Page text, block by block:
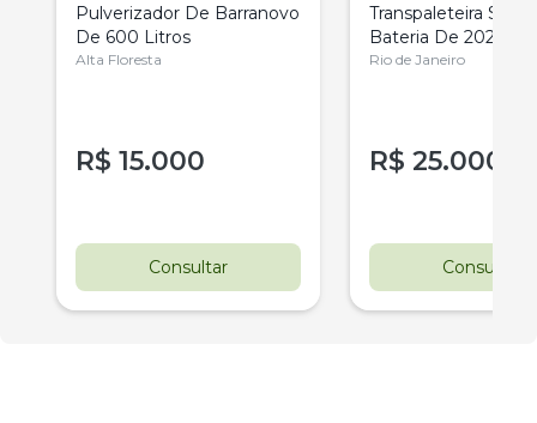
Pulverizador De Barranovo
De 600 Litros
Alta Floresta
R$ 15.000
Consultar
Transpaleteira Still
Bateria De 2022
Rio de Janeiro
R$ 25.000
Consultar